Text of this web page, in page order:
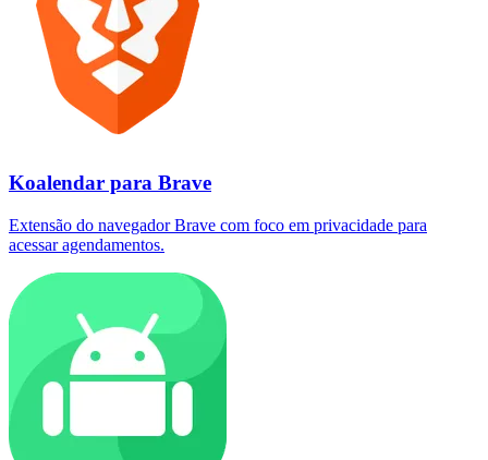
Koalendar para Brave
Extensão do navegador Brave com foco em privacidade para
acessar agendamentos.